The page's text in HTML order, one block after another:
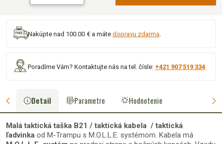
Nakúpte nad 100.00 € a máte dopravu zdarma
Poradíme Vám? Kontaktujte nás na tel. čísle: +421 907 519 334
Detail Parametre Hodnotenie
Malá taktická taška B21 / taktická kabela / taktická
ľadvinka od M-Trampu s M.O.L.L.E. systémom. Kabela má